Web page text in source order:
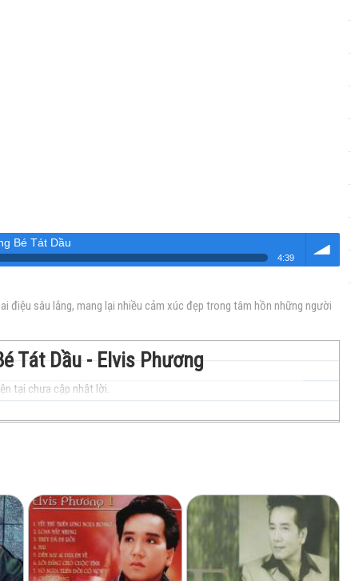
Bé Tát Dầu
4:39
cuộc
điệu sâu lắng, mang lại nhiều cảm xúc đẹp trong tâm hồn những người
Tát Dầu - Elvis Phương
tại chưa cập nhật lời.